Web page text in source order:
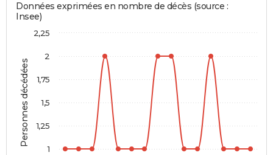
Personnes décédées
Données exprimées en nombre de décès (source :
Insee)
1
1,25
1,5
1,75
2
2,25